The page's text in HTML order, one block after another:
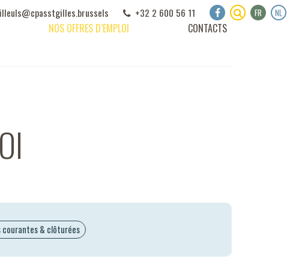
e-mail :cpasstgilles.brussels +32 2 600 56 11 FR NL
NOS OFFRES D’EMPLOI CONTACTS
courantes & clôturées